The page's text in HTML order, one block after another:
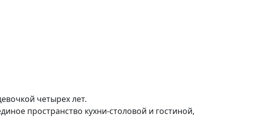
четырех лет.
пространство кухни-столовой и гостиной,